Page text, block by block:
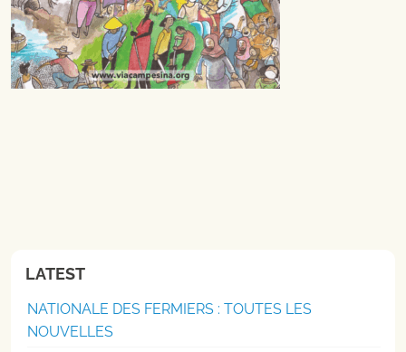
LATEST
NATIONALE DES FERMIERS : TOUTES LES
NOUVELLES